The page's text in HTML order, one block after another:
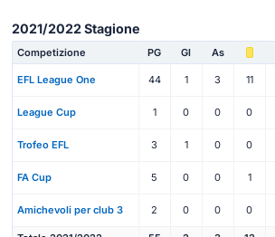
2021/2022 Stagione
Competizione PG Gl As
EFL League One 44 1 3 11
League Cup 1 0 0 0
Trofeo EFL 3 1 0 0
FA Cup 5 0 0 1
Amichevoli per club 3 2 0 0 0